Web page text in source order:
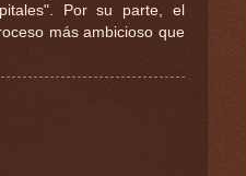
Por su parte, el
más ambicioso que